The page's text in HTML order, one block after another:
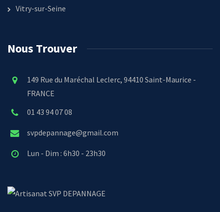
Vitry-sur-Seine
Nous Trouver
149 Rue du Maréchal Leclerc, 94410 Saint-Maurice -
FRANCE
01 43 94 07 08
svpdepannage@gmail.com
Lun - Dim : 6h30 - 23h30
SVP DEPANNAGE